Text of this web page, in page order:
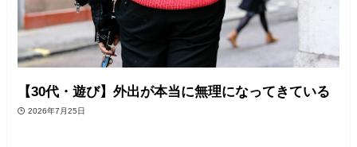
【30代・遊び】外出が本当に無理になってきている
2026年7月25日